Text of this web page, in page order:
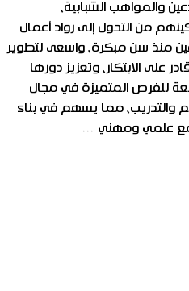
والمواهب الشبابية،
من التحول إلى رواد أعمال
منذ سن مبكرة، واسعى لتطوير
على الابتكار، وتعزيز دورها
للفرص المتميزة في مجال
والتدريب، مما يسهم في بناء
علمي ومهني …